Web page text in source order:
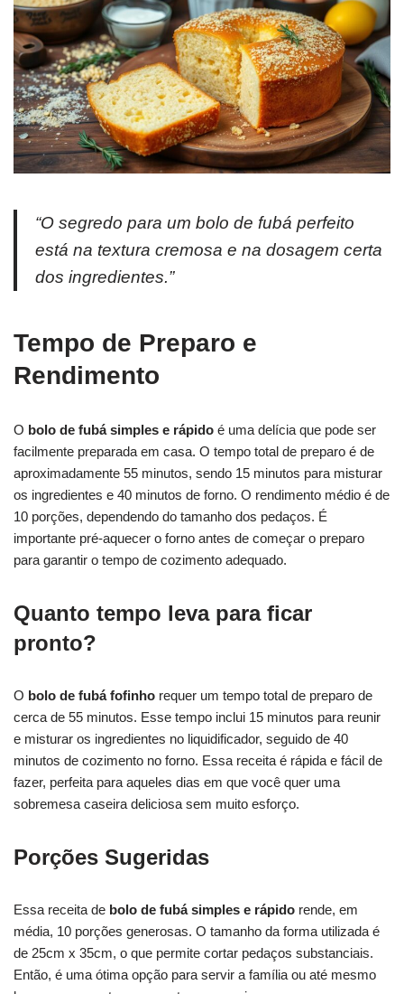
“O segredo para um bolo de fubá perfeito
está na textura cremosa e na dosagem certa
dos ingredientes.”
Tempo de Preparo e
Rendimento
O bolo de fubá simples e rápido é uma delícia que pode ser
facilmente preparada em casa. O tempo total de preparo é de
aproximadamente 55 minutos, sendo 15 minutos para misturar
os ingredientes e 40 minutos de forno. O rendimento médio é de
10 porções, dependendo do tamanho dos pedaços. É
importante pré-aquecer o forno antes de começar o preparo
para garantir o tempo de cozimento adequado.
Quanto tempo leva para ficar
pronto?
O bolo de fubá fofinho requer um tempo total de preparo de
cerca de 55 minutos. Esse tempo inclui 15 minutos para reunir
e misturar os ingredientes no liquidificador, seguido de 40
minutos de cozimento no forno. Essa receita é rápida e fácil de
fazer, perfeita para aqueles dias em que você quer uma
sobremesa caseira deliciosa sem muito esforço.
Porções Sugeridas
Essa receita de bolo de fubá simples e rápido rende, em
média, 10 porções generosas. O tamanho da forma utilizada é
de 25cm x 35cm, o que permite cortar pedaços substanciais.
Então, é uma ótima opção para servir a família ou até mesmo